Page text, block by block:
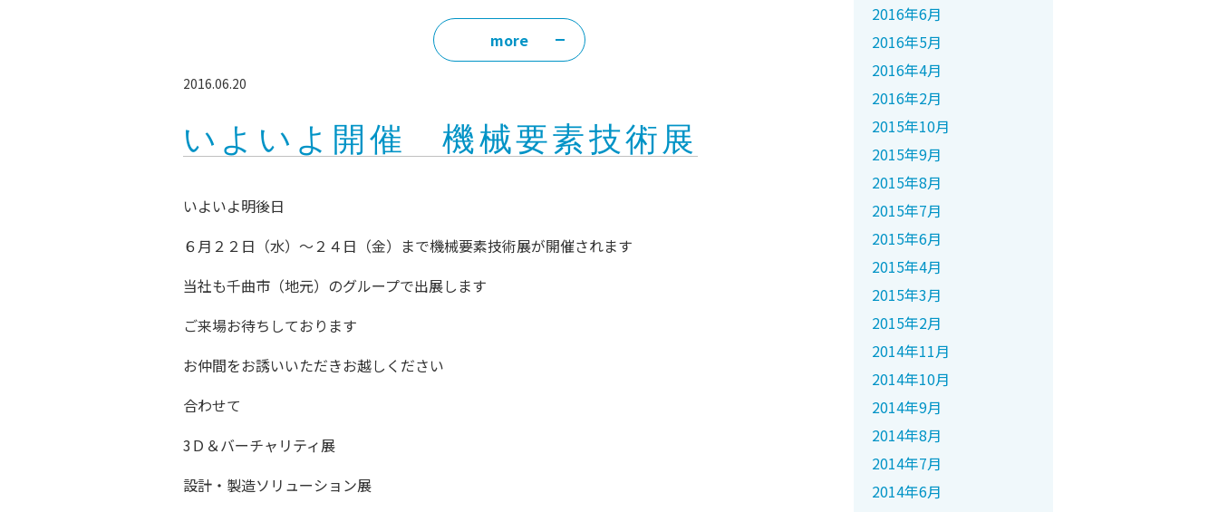
more
2016.06.20
いよいよ開催 機械要素技術展
いよいよ明後日
６月２２日（水）～２４日（金）まで機械要素技術展が開催されます
当社も千曲市（地元）のグループで出展します
ご来場お待ちしております
お仲間をお誘いいただきお越しください
合わせて
3Ｄ＆バーチャリティ展
設計・製造ソリューション展
2016年6月
2016年5月
2016年4月
2016年2月
2015年10月
2015年9月
2015年8月
2015年7月
2015年6月
2015年4月
2015年3月
2015年2月
2014年11月
2014年10月
2014年9月
2014年8月
2014年7月
2014年6月